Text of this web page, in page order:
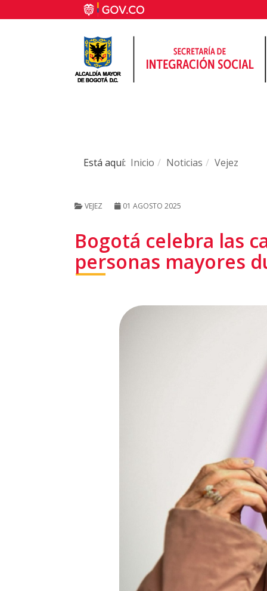
Está aquí: Inicio Noticias Vejez
VEJEZ 01 AGOSTO 2025
Bogotá celebra las
personas mayores